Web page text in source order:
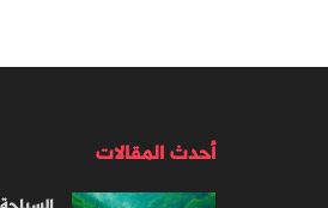
أحدث المقالات